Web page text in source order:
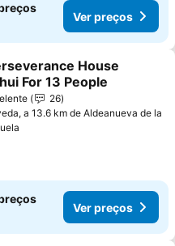
Ver preços
aos favoritos
House
For 13 People
26
a 13.6 km de Aldeanueva de la
Ver preços